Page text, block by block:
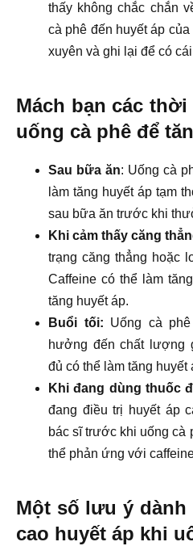
thấy không chắc chắn
cà phê đến huyết áp
xuyên và ghi lại để có
Mách bạn các
uống cà phê để
Sau bữa ăn: Uống cà
làm tăng huyết áp tạm
sau bữa ăn trước khi
Khi cảm thấy căng
trạng căng thẳng hoặc
Caffeine có thể làm
tăng huyết áp.
Buổi tối: Uống cà
hưởng đến chất lượng
đủ có thể làm tăng
Khi đang dùng thuốc
đang điều trị huyết áp
bác sĩ trước khi uống cà
thể phản ứng với
Một số lưu ý
cao huyết áp khi